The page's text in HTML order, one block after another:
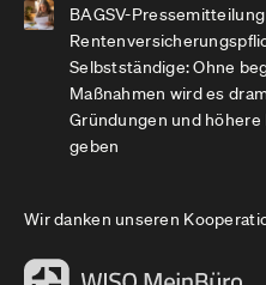
BAGSV-
Selbstständige: Ohne
Maßnahmen wird es
Gründungen und
geben
Wir danken unseren